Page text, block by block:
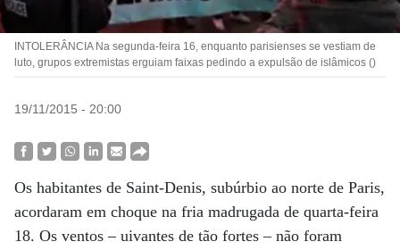
INTOLERÂNCIA Na segunda-feira 16, enquanto parisienses se vestiam de
luto, grupos extremistas erguiam faixas pedindo a expulsão de islâmicos ()
19/11/2015 - 20:00
Os habitantes de Saint-Denis, subúrbio ao norte de Paris,
acordaram em choque na fria madrugada de quarta-feira
18. Os ventos – uivantes de tão fortes – não foram